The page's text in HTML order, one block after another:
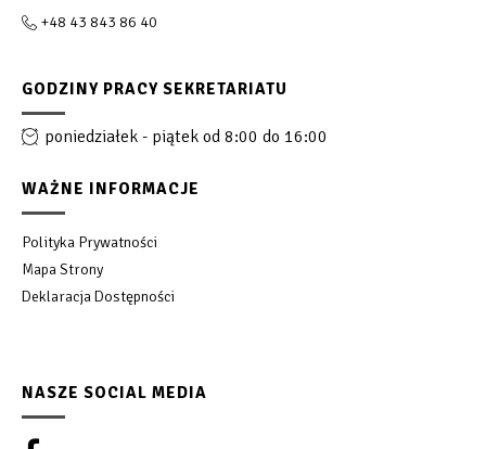
+48 43 843 86 40
GODZINY PRACY SEKRETARIATU
poniedziałek - piątek od 8:00 do 16:00
WAŻNE INFORMACJE
Polityka Prywatności
Mapa Strony
Deklaracja Dostępności
NASZE SOCIAL MEDIA